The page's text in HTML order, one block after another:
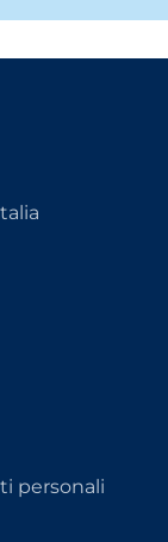
personali